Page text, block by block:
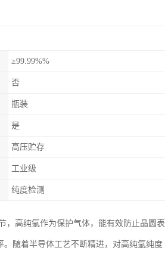
≥99.99%%
否
瓶装
是
高压贮存
工业级
纯度检测
，高纯氩作为保护气体，能有效防止晶圆表
随着半导体工艺不断精进，对高纯氩纯度